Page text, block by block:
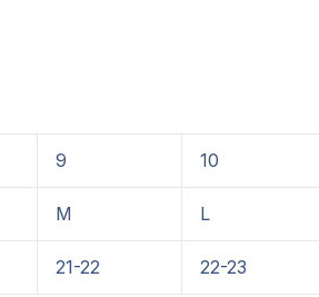
9 10
M L
21-22 22-23